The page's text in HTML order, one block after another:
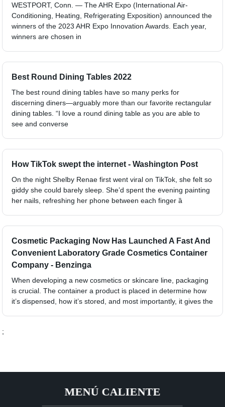
WESTPORT, Conn. — The AHR Expo (International Air-
Conditioning, Heating, Refrigerating Exposition) announced the
winners of the 2023 AHR Expo Innovation Awards. Each year,
winners are chosen in
Best Round Dining Tables 2022
The best round dining tables have so many perks for
discerning diners—arguably more than our favorite rectangular
dining tables. “I love a round dining table as you are able to
see and converse
How TikTok swept the internet - Washington Post
On the night Shelby Renae first went viral on TikTok, she felt so
giddy she could barely sleep. She’d spent the evening painting
her nails, refreshing her phone between each finger ȁ
Cosmetic Packaging Now Has Launched A Fast And
Convenient Laboratory Grade Cosmetics Container
Company - Benzinga
When developing a new cosmetics or skincare line, packaging
is crucial. The container a product is placed in determine how
it’s dispensed, how it’s stored, and most importantly, it gives the
;
MENÚ CALIENTE